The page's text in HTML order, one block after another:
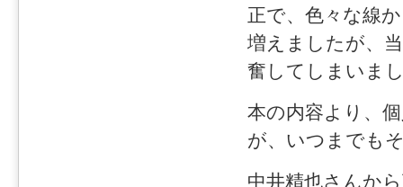
正で、色々な線
増えましたが、
奮してしまいま
本の内容より、
が、いつまでも
中井精也さんか